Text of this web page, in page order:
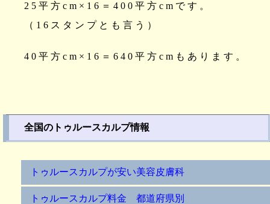
25平方cm×16＝400平方cmです。
（16スタンプとも言う）
40平方cm×16＝640平方cmもあります。
全国のトゥルースカルプ情報
トゥルースカルプが安い美容皮膚科
トゥルースカルプ料金 都道府県別